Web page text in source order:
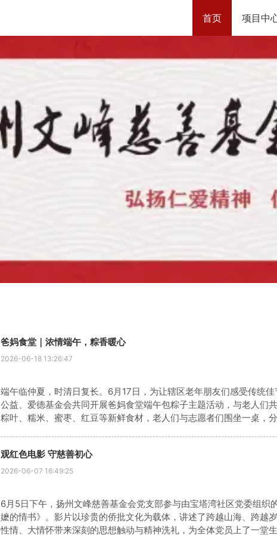
首页 项目中
爸妈食堂｜浓情端午，粽香暖心
2026-06-18 13:26:47
端午临仲夏，时清日复长。6月17日，为让辖区老年朋友们感受传统
公益、爱德基金会共同开展爸妈食堂端午包粽子主题活动，与老人们
粽叶、糯米、蜜枣、红豆等新鲜食材，老人们与志愿者们围坐一桌，
观红色电影 守慈善初心
2026-06-07 16:49:25
6月5日下午，扬州文峰慈善基金会党支部参与由宝塔湾社区党委组织
嬷的情书》。影片以珍贵的侨批文化为载体，讲述了跨越山海、跨越
性情、大情怀带来深刻的思想触动与精神洗礼，为全体党员上了一堂